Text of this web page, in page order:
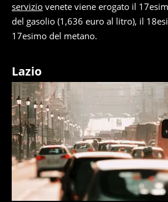
servizio venete viene erogato il
del gasolio (1,636 euro al litro), il
17esimo del metano.
Lazio